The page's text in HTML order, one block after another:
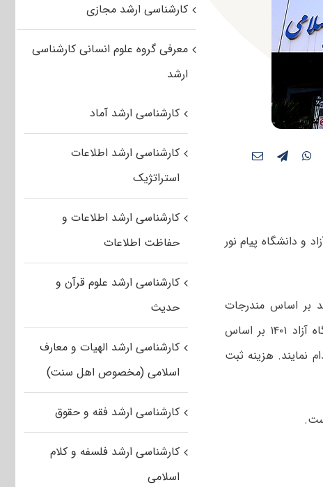
دوره کارشناسی ارشد فراگیر ۱۴۰۱ دانشگاه‌ آزاد و دانشگاه پیام نور
بر اساس مندرجات
بر اساس
نمایند. هزینه ثبت
کارشناسی ارشد مجازی
معرفی گروه علوم انسانی کارشناسی
ارشد
کارشناسی ارشد آماد
کارشناسی ارشد اطلاعات
استراتژیک
کارشناسی ارشد اطلاعات و
حفاظت اطلاعات
کارشناسی ارشد علوم قرآن و
حدیث
کارشناسی ارشد الهیات و معارف
اسلامی (مخصوص اهل سنت)
کارشناسی ارشد فقه و حقوق
کارشناسی ارشد فلسفه و کلام
اسلامی